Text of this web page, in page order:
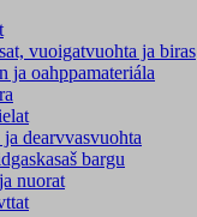
vuoigatvuohta ja biras
ja oahppamateriála
ja dearvvasvuohta
bargu
nuorat